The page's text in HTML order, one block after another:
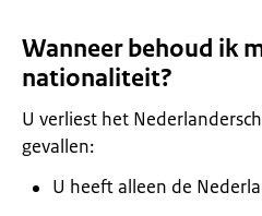
Wanneer behoud ik
nationaliteit?
U verliest het
gevallen:
U heeft alleen de